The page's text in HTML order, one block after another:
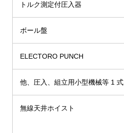
トルク測定付圧入器
ボール盤
ELECTORO PUNCH
他、圧入、組立用小型機械等 1 式
無線天井ホイスト